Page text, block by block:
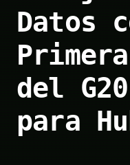
Datos
del
para